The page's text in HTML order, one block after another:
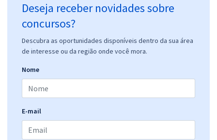
Deseja receber novidades sobre
concursos?
Descubra as oportunidades disponíveis dentro da sua área
de interesse ou da região onde você mora.
Nome
E-mail